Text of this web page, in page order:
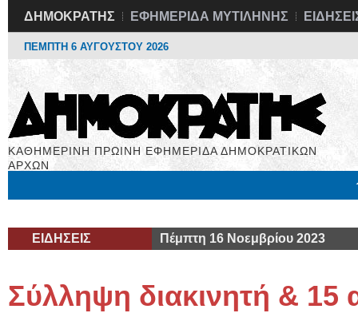
ΔΗΜΟΚΡΑΤΗΣ ΕΦΗΜΕΡΙΔΑ ΜΥΤΙΛΗΝΗΣ
ΠΕΜΠΤΗ 6 ΑΥΓΟΥΣΤΟΥ 2026
ΚΑΘΗΜΕΡΙΝΗ ΠΡΩΙΝΗ ΕΦΗΜΕΡΙΔΑ ΔΗΜΟΚΡΑΤΙΚΩΝ
ΑΡΧΩΝ
ΕΙΔΗΣΕΙΣ Πέμπτη 16 Νοεμβρίου 2023
Σύλληψη διακινητή &